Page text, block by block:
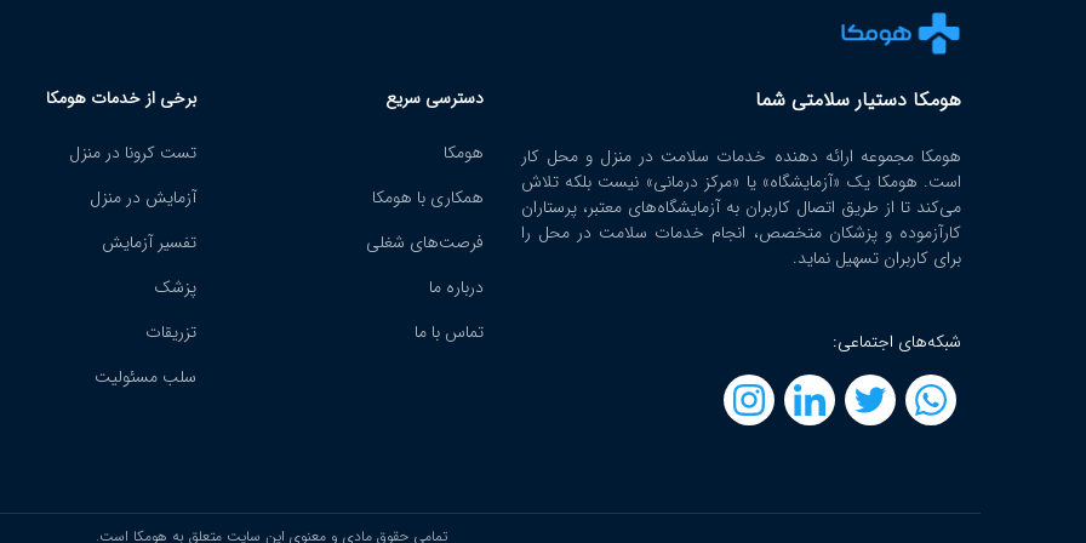
هومکا دستیار سلامتی شما
هومکا مجموعه ارائه‌ دهنده خدمات سلامت در منزل و محل کار
است. هومکا یک «آزمایشگاه» یا «مرکز درمانی» نیست بلکه تلاش
می‌کند تا از طریق اتصال کاربران به آزمایشگاه‌های معتبر، پرستاران
کارآزموده و پزشکان متخصص، انجام خدمات سلامت در محل را
برای کاربران تسهیل نماید.
شبکه‌های اجتماعی:
دسترسی سریع
هومکا
همکاری با هومکا
فرصت‌های شغلی
درباره ما
تماس با ما
برخی از خدمات هومکا
تست کرونا در منزل
آزمایش در منزل
تفسیر آزمایش
پزشک
تزریقات
سلب مسئولیت
هومکا دارای نماد
تمامی حقوق مادی و معنوی این سایت متعلق به هومکا است.